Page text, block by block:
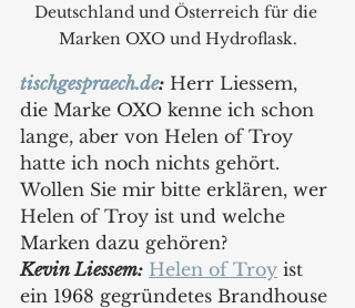
Deutschland und Österreich für die
Marken OXO und Hydroflask.
tischgespraech.de: Herr Liessem,
die Marke OXO kenne ich schon
lange, aber von Helen of Troy
hatte ich noch nichts gehört.
Wollen Sie mir bitte erklären, wer
Helen of Troy ist und welche
Marken dazu gehören?
Kevin Liessem: Helen of Troy ist
ein 1968 gegründetes Brandhouse